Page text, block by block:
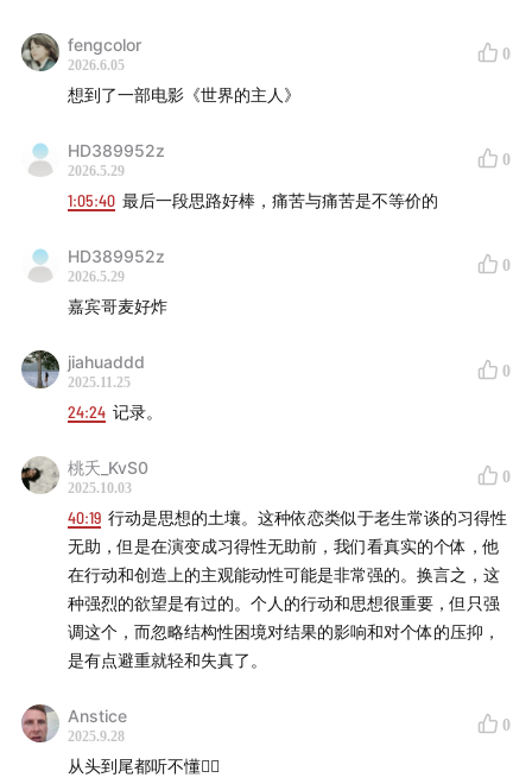
fengcolor
2026.6.05
0
想到了一部电影《世界的主人》
HD389952z
2026.5.29
0
1:05:40 最后一段思路好棒，痛苦与痛苦是不等价的
HD389952z
2026.5.29
0
嘉宾哥麦好炸
jiahuaddd
2025.11.25
0
24:24 记录。
桃夭_KvS0
2025.10.03
0
40:19 行动是思想的土壤。这种依恋类似于老生常谈的习得性
无助，但是在演变成习得性无助前，我们看真实的个体，他
在行动和创造上的主观能动性可能是非常强的。换言之，这
种强烈的欲望是有过的。个人的行动和思想很重要，但只强
调这个，而忽略结构性困境对结果的影响和对个体的压抑，
是有点避重就轻和失真了。
Anstice
2025.9.28
0
从头到尾都听不懂😵‍💫